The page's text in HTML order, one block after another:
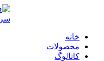
خانه
محصولات
کاتالوگ